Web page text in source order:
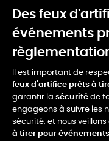
Des feux
événements
Il est important de
feux d'artifice prêts à
garantir la sécurité de
engageons à suivre les
sécurité, et nous
à tirer pour